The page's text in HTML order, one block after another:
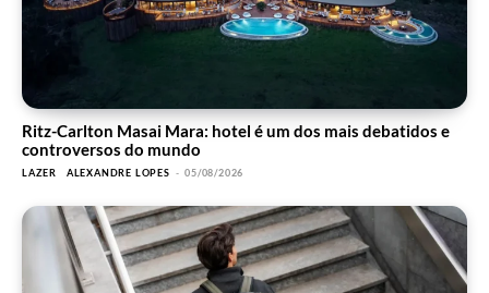
Ritz-Carlton Masai Mara: hotel é um dos mais debatidos e
controversos do mundo
LAZER ALEXANDRE LOPES - 05/08/2026